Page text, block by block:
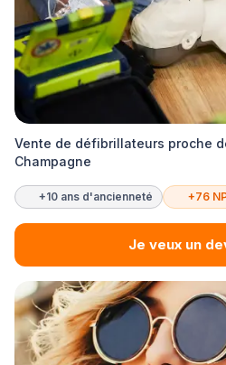
Vente de défibrillateurs proche
Champagne
+10 ans d'ancienneté +76
Je veux un